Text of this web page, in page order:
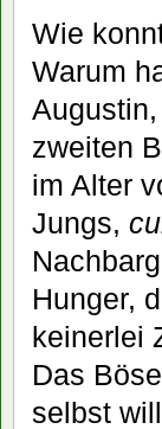
Wie
Warum
zweiten
im Alter
Jungs,
Hunger,
keinerlei
Das
selbst